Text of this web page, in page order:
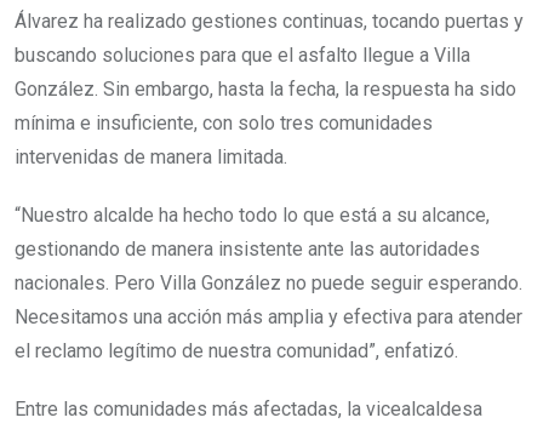
Álvarez ha realizado gestiones continuas, tocando puertas y
buscando soluciones para que el asfalto llegue a Villa
González. Sin embargo, hasta la fecha, la respuesta ha sido
mínima e insuficiente, con solo tres comunidades
intervenidas de manera limitada.
“Nuestro alcalde ha hecho todo lo que está a su alcance,
gestionando de manera insistente ante las autoridades
nacionales. Pero Villa González no puede seguir esperando.
Necesitamos una acción más amplia y efectiva para atender
el reclamo legítimo de nuestra comunidad”, enfatizó.
Entre las comunidades más afectadas, la vicealcaldesa